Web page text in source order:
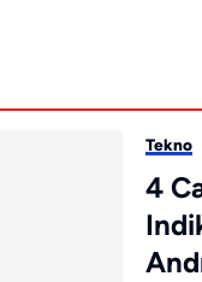
Tekno
4